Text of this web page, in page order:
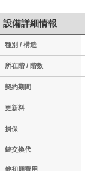
設備詳細情報
種別 / 構造
所在階 / 階数
契約期間
更新料
損保
鍵交換代
他初期費用